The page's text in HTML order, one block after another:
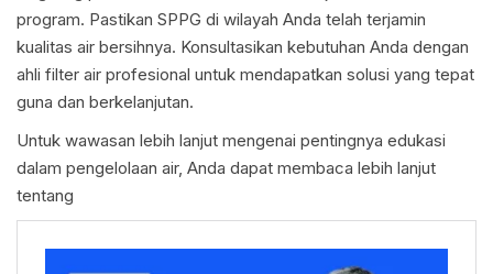
program. Pastikan SPPG di wilayah Anda telah terjamin
kualitas air bersihnya. Konsultasikan kebutuhan Anda dengan
ahli filter air profesional untuk mendapatkan solusi yang tepat
guna dan berkelanjutan.
Untuk wawasan lebih lanjut mengenai pentingnya edukasi
dalam pengelolaan air, Anda dapat membaca lebih lanjut
tentang